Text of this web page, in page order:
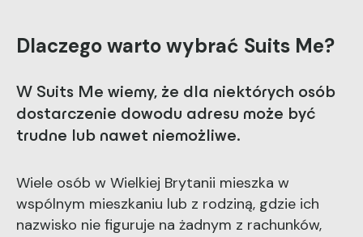
Dlaczego warto wybrać Suits Me?
W Suits Me wiemy, że dla niektórych osób
dostarczenie dowodu adresu może być
trudne lub nawet niemożliwe.
Wiele osób w Wielkiej Brytanii mieszka w
wspólnym mieszkaniu lub z rodziną, gdzie ich
nazwisko nie figuruje na żadnym z rachunków,